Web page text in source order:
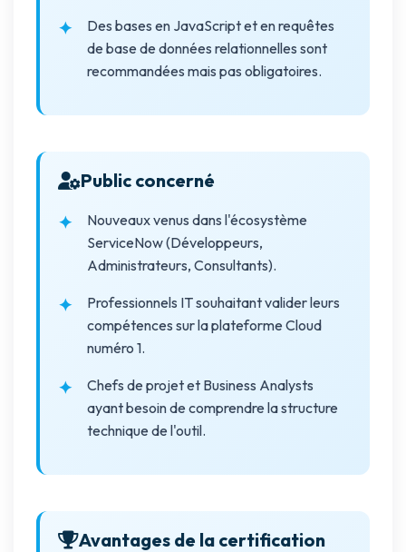
Des bases en JavaScript et en requêtes
de base de données relationnelles sont
recommandées mais pas obligatoires.
Public concerné
Nouveaux venus dans l'écosystème
ServiceNow (Développeurs,
Administrateurs, Consultants).
Professionnels IT souhaitant valider leurs
compétences sur la plateforme Cloud
numéro 1.
Chefs de projet et Business Analysts
ayant besoin de comprendre la structure
technique de l'outil.
Avantages de la certification